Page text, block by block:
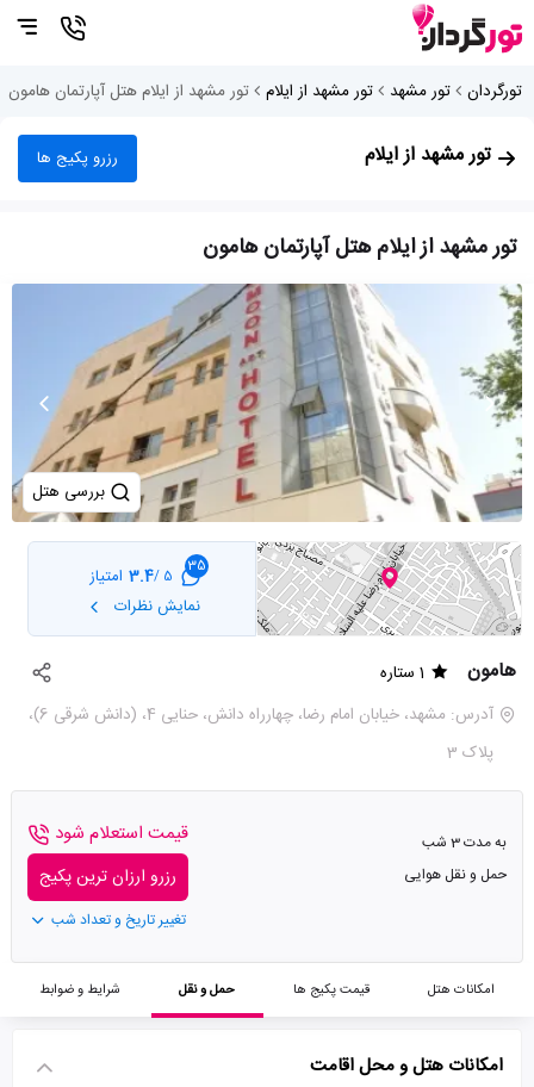
تورگردان تور مشهد تور مشهد از ایلام تور مشهد از ایلام هتل آپارتمان هامون
تور مشهد از ایلام رزرو پکیج ها
تور مشهد از ایلام هتل آپارتمان هامون
بررسی هتل
35
5 /
3.4 امتیاز
نمایش نظرات
هامون
1 ستاره
آدرس: مشهد، خيابان امام رضا، چهارراه دانش، حنایی 4، (دانش شرقی 6)،
پلاک 3
به مدت 3 شب
حمل و نقل هوایی
قیمت استعلام شود
رزرو ارزان ترین پکیج
تغییر تاریخ و تعداد شب
امکانات هتل قیمت پکیج ها حمل و نقل شرایط و ضوابط
امکانات هتل و محل اقامت